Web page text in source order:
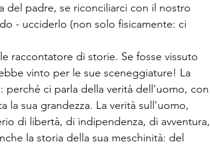
del padre, se riconciliarci con il nostro
- ucciderlo (non solo fisicamente: ci
raccontatore di storie. Se fosse vissuto
vinto per le sue sceneggiature! La
ci parla della verità dell'uomo, con
la sua grandezza. La verità sull'uomo,
di libertà, di indipendenza, di avventura,
la storia della sua meschinità: del